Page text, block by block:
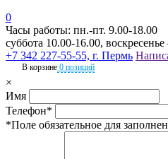
0
Часы работы: пн.-пт. 9.00-18.00
суббота 10.00-16.00,
+7 342 227-55-55, г. Пермь
В корзине 0 позиций
×
Имя
Телефон*
*Поле обязательное для